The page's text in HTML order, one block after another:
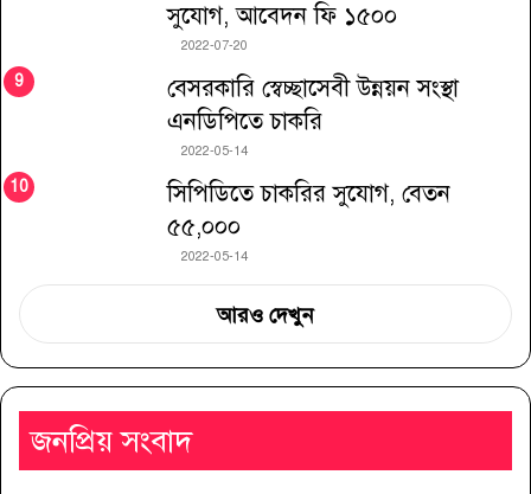
সুযোগ, আবেদন ফি ১৫০০
2022-07-20
বেসরকারি স্বেচ্ছাসেবী উন্নয়ন সংস্থা
এনডিপিতে চাকরি
2022-05-14
সিপিডিতে চাকরির সুযোগ, বেতন
৫৫,০০০
2022-05-14
আরও দেখুন
জনপ্রিয় সংবাদ